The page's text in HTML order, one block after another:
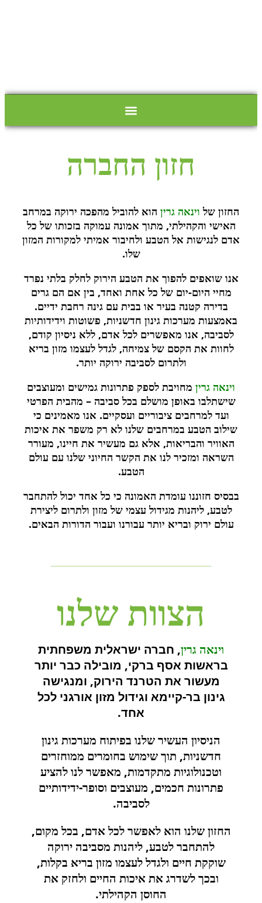
חזון החברה
החזון של וינאה גרין הוא להוביל מהפכה ירוקה במרחב
האישי והקהילתי, מתוך אמונה עמוקה בזכותו של כל
אדם לנגישות אל הטבע ולחיבור אמיתי למקורות המזון
שלו.
אנו שואפים להפוך את הטבע הירוק לחלק בלתי נפרד
מחיי היום-יום של כל אחת ואחד, בין אם הם גרים
בדירה קטנה בעיר או בבית עם גינה רחבת ידיים.
באמצעות מערכות גינון חדשניות, פשוטות וידידותיות
לסביבה, אנו מאפשרים לכל אדם, ללא ניסיון קודם,
לחוות את הקסם של צמיחה, לגדל לעצמו מזון בריא
ולתרום לסביבה ירוקה יותר.
וינאה גרין מחויבת לספק פתרונות גמישים ומעוצבים
שישתלבו באופן מושלם בכל סביבה – מהבית הפרטי
ועד למרחבים ציבוריים ועסקיים. אנו מאמינים כי
שילוב הטבע במרחבים שלנו לא רק משפר את איכות
האוויר והבריאות, אלא גם מעשיר את חיינו, מעורר
השראה ומזכיר לנו את הקשר החיוני שלנו עם עולם
הטבע.
בבסיס חזוננו עומדת האמונה כי כל אחד יכול להתחבר
לטבע, ליהנות מגידול עצמי של מזון ולתרום ליצירת
עולם ירוק ובריא יותר עבורנו ועבור הדורות הבאים.
הצוות שלנו
וינאה גרין, חברה ישראלית משפחתית
בראשות אסף ברקי, מובילה כבר יותר
מעשור את הטרנד הירוק, ומנגישה
גינון בר-קיימא וגידול מזון אורגני לכל
אחד.
הניסיון העשיר שלנו בפיתוח מערכות גינון
חדשניות, תוך שימוש בחומרים ממוחזרים
וטכנולוגיות מתקדמות, מאפשר לנו להציע
פתרונות חכמים, מעוצבים וסופר-ידידותיים
לסביבה.
החזון שלנו הוא לאפשר לכל אדם, בכל מקום,
להתחבר לטבע, ליהנות מסביבה ירוקה
שוקקת חיים ולגדל לעצמו מזון בריא בקלות,
ובכך לשדרג את איכות החיים ולחזק את
החוסן הקהילתי.